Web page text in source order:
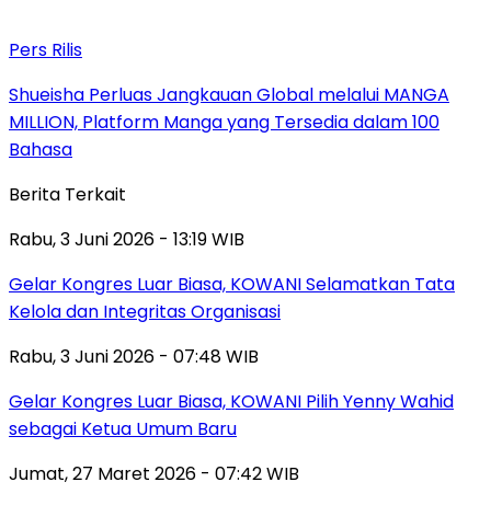
Pers Rilis
Shueisha Perluas Jangkauan Global melalui MANGA
MILLION, Platform Manga yang Tersedia dalam 100
Bahasa
Berita Terkait
Rabu, 3 Juni 2026 - 13:19 WIB
Gelar Kongres Luar Biasa, KOWANI Selamatkan Tata
Kelola dan Integritas Organisasi
Rabu, 3 Juni 2026 - 07:48 WIB
Gelar Kongres Luar Biasa, KOWANI Pilih Yenny Wahid
sebagai Ketua Umum Baru
Jumat, 27 Maret 2026 - 07:42 WIB